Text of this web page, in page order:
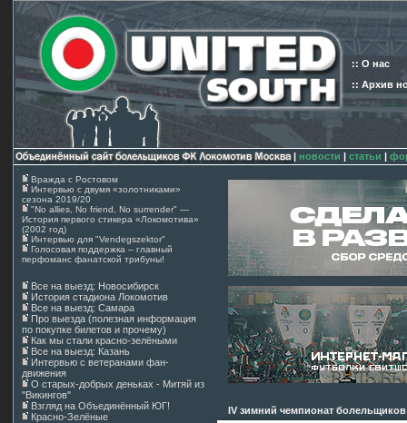
:: О нас
:: Архив
| новости | статьи |
Вражда с Ростовом
Интервью с двумя «золотниками»
сезона 2019/20
"No allies, No friend, No surrender" —
История первого стикера «Локомотива»
(2002 год)
Интервью для "Vendegszektor"
Голосовая поддержка – главный
перфоманс фанатской трибуны!
Все на выезд: Новосибирск
История стадиона Локомотив
Все на выезд: Самара
Про выезда (полезная информация
по покупке билетов и прочему)
Как мы стали красно-зелёными
Все на выезд: Казань
Интервью с ветеранами фан-
движения
О старых-добрых деньках - Митяй из
"Викингов"
Взгляд на Объединённый ЮГ!
Красно-Зелёные
IV зимний чемпионат